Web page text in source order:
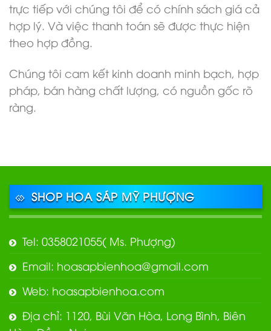
trực tiếp với chúng tôi để có chính sách giá cả
hợp lý. Và việc thanh toán sẽ được thực hiện
theo hợp đồng.
Chúng tôi cam kết kinh doanh minh bạch, hợp
pháp, bán hàng chất lượng, có nguồn gốc rõ
ràng.
SHOP HOA SÁP MỸ PHƯỢNG
Tel: 0358021055( Ms. Phượng)
Email: hoasapbienhoa@gmail.com
Web: hoasapbienhoa.com
Địa chỉ: 1120, Bùi Văn Hòa, Long Bình, Biên